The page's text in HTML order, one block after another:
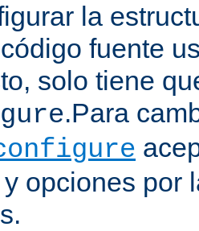
la
fuente
solo tiene
.Para
opciones por